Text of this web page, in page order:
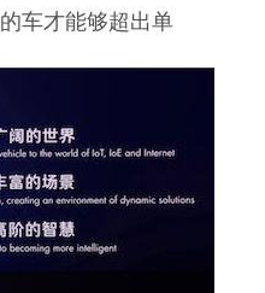
车才能够超出单